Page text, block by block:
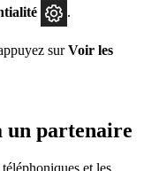
surVoir les
un partenaire
et les